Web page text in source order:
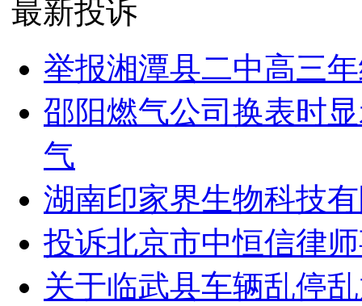
最新投诉
举报湘潭县二中高三
邵阳燃气公司换表时
气
湖南印家界生物科技
投诉北京市中恒信律
关于临武县车辆乱停